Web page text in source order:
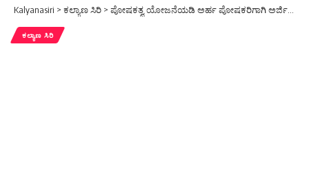
Kalyanasiri > ಕಲ್ಯಾಣ ಸಿರಿ > ಪೋಷಕತ್ವ ಯೋಜನೆಯಡಿ ಅರ್ಹ ಪೋಷಕರಿಗಾಗಿ ಅರ್ಜಿ ಆಹ್ವಾನ
ಕಲ್ಯಾಣ ಸಿರಿ